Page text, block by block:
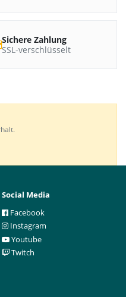
Sichere Zahlung
SSL-verschlüsselt
Social Media
Facebook
Instagram
Youtube
Twitch